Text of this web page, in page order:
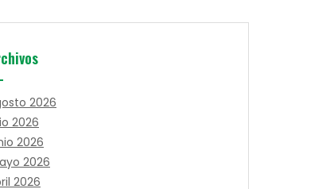
2026
2026
2026
2026
2026